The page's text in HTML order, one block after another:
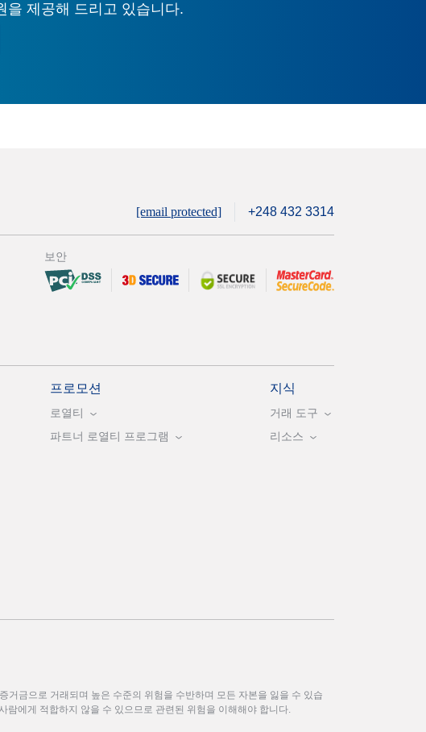
을 제공해 드리고 있습니다.
[email protected] +248 432 3314
보안
프로모션
로열티
파트너 로열티 프로그램
지식
거래 도구
리소스
거금으로 거래되며 높은 수준의 위험을 수반하며 모든 자본을 잃을 수 있습
람에게 적합하지 않을 수 있으므로 관련된 위험을 이해해야 합니다.